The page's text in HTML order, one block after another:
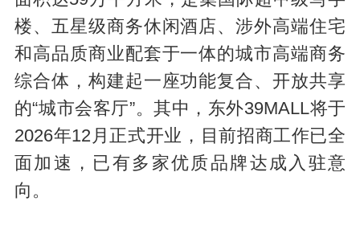
楼、五星级商务休闲酒店、涉外高端住宅
和高品质商业配套于一体的城市高端商务
综合体，构建起一座功能复合、开放共享
的“城市会客厅”。其中，东外39MALL将于
2026年12月正式开业，目前招商工作已全
面加速，已有多家优质品牌达成入驻意
向。